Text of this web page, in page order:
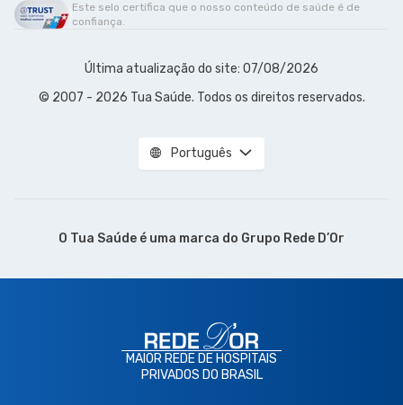
Este selo certifica que o nosso conteúdo de saúde é de
confiança.
Última atualização do site: 07/08/2026
© 2007 - 2026 Tua Saúde. Todos os direitos reservados.
Português
O Tua Saúde é uma marca do Grupo Rede D’Or
MAIOR REDE DE HOSPITAIS
PRIVADOS DO BRASIL